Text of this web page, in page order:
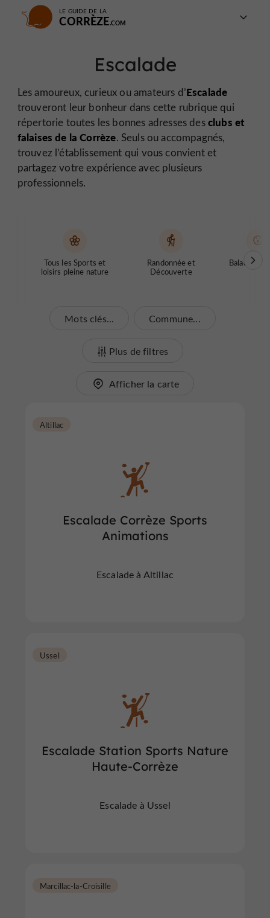
LE GUIDE DE LA
CORRÈZE
Escalade
Les amoureux, curieux ou amateurs d’Escalade
trouveront leur bonheur dans cette rubrique qui
répertorie toutes les bonnes adresses desclubs et
falaises de la Corrèze. Seuls ou accompagnés,
trouvez l’établissement qui vous convient et
partagez votre expérience avec plusieurs
professionnels.
Tous les Sports et
loisirs pleine nature
Randonnée et
Découverte
Balades
Mots clés... Commune...
Plus de filtres
Afficher la carte
Escalade Corrèze Sports
Animations
Altillac
Escalade à Altillac
Escalade Station Sports Nature
Haute-Corrèze
Ussel
Escalade à Ussel
Marcillac-la-Croisille